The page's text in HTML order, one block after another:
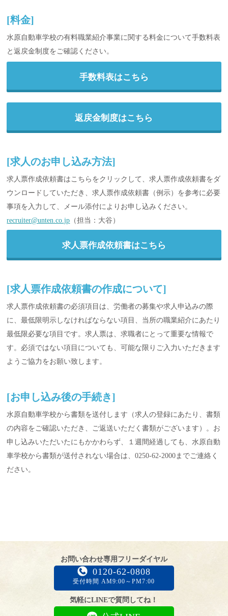
[料金]
水原自動車学校の有料職業紹介事業に関する料金について手数料表
と返戻金制度をご確認ください。
手数料表はこちら
返戻金制度はこちら
[求人のお申し込み方法]
求人票作成依頼書はこちらをクリックして、求人票作成依頼書をダ
ウンロードしていただき、求人票作成依頼書（例示）を参考に必要
事項を入力して、メール添付によりお申し込みください。
recruiter@unten.co.jp （担当：大谷）
求人票作成依頼書はこちら
[求人票作成依頼書の作成について]
求人票作成依頼書の必須項目は、労働者の募集や求人申込みの際
に、最低限明示しなければならない項目、当所の職業紹介にあたり
最低限必要な項目です。求人票は、求職者にとって重要な情報で
す。必須ではない項目についても、可能な限りご入力いただきます
ようご協力をお願い致します。
[お申し込み後の手続き]
水原自動車学校から書類を送付します（求人の登録にあたり、書類
の内容をご確認いただき、ご返送いただく書類がございます）。お
申し込みいただいたにもかかわらず、１週間経過しても、水原自動
車学校から書類が送付されない場合は、0250-62-2000までご連絡く
ださい。
お問い合わせ専用フリーダイヤル
0120-62-0808
受付時間 AM9:00～PM7:00
気軽にLINEで質問してね！